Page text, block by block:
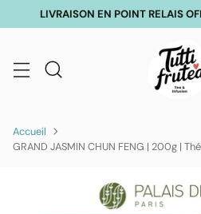
LIVRAISON EN POINT RELAIS
Accueil
GRAND JASMIN CHUN FENG | 200g |